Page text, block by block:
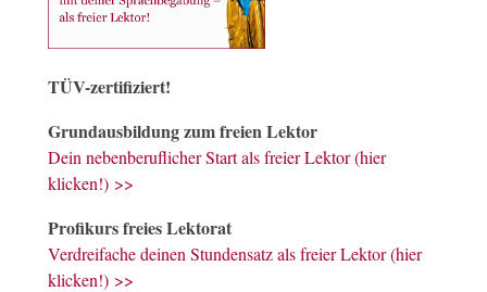
TÜV-zertifiziert!
Grundausbildung zum freien Lektor
Dein nebenberuflicher Start als freier Lektor (hier
klicken!) >>
Profikurs freies Lektorat
Verdreifache deinen Stundensatz als freier Lektor (hier
klicken!) >>